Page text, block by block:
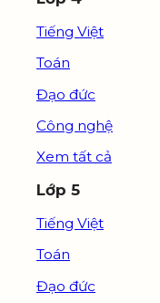
Tiếng Việt
Toán
Đạo đức
Công nghệ
Xem tất cả
Lớp 5
Tiếng Việt
Toán
Đạo đức